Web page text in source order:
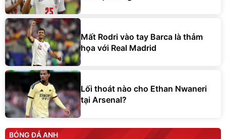
Mất Rodri vào tay Barca là thảm
họa với Real Madrid
Lối thoát nào cho Ethan Nwaneri
tại Arsenal?
BÓNG ĐÁ ANH